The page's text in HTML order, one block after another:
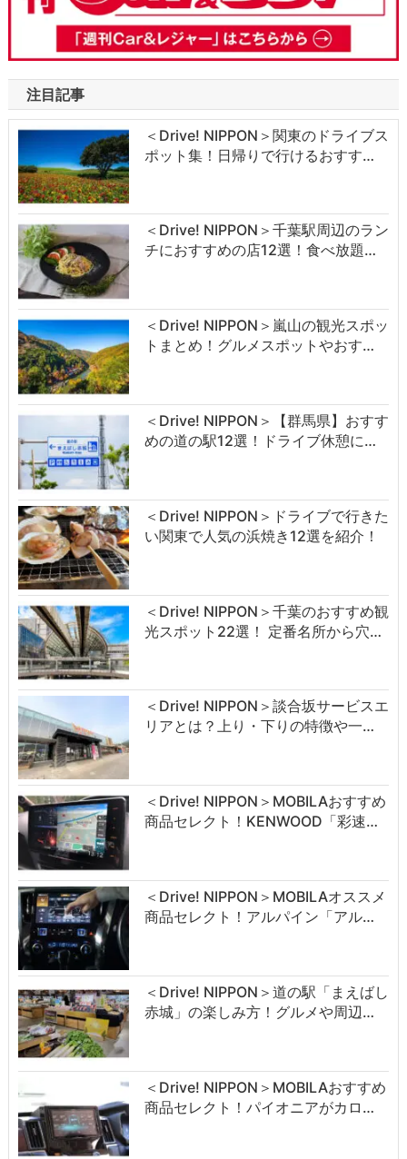
注目記事
＜Drive! NIPPON＞関東のドライブス
ポット集！日帰りで行けるおすす…
＜Drive! NIPPON＞千葉駅周辺のラン
チにおすすめの店12選！食べ放題…
＜Drive! NIPPON＞嵐山の観光スポッ
トまとめ！グルメスポットやおす…
＜Drive! NIPPON＞【群馬県】おすす
めの道の駅12選！ドライブ休憩に…
＜Drive! NIPPON＞ドライブで行きた
い関東で人気の浜焼き12選を紹介！
＜Drive! NIPPON＞千葉のおすすめ観
光スポット22選！ 定番名所から穴…
＜Drive! NIPPON＞談合坂サービスエ
リアとは？上り・下りの特徴や一…
＜Drive! NIPPON＞MOBILAおすすめ
商品セレクト！KENWOOD「彩速…
＜Drive! NIPPON＞MOBILAオススメ
商品セレクト！アルパイン「アル…
＜Drive! NIPPON＞道の駅「まえばし
赤城」の楽しみ方！グルメや周辺…
＜Drive! NIPPON＞MOBILAおすすめ
商品セレクト！パイオニアがカロ…